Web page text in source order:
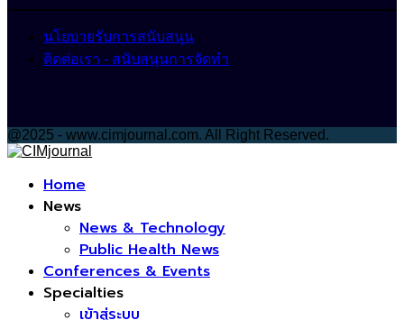
นโยบายรับการสนับสนุน
ติดต่อเรา - สนับสนุนการจัดทำ
@2025 - www.cimjournal.com. All Right Reserved.
Home
News
News & Technology
Public Health News
Conferences & Events
Specialties
เข้าสู่ระบบ